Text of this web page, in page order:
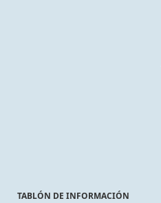
TABLÓN DE INFORMACIÓN